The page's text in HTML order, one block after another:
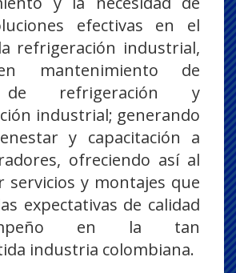
efectivas en el
refrigeración industrial,
mantenimiento de
de refrigeración y
industrial; generando
y capacitación a
ofreciendo así al
servicios y montajes que
expectativas de calidad
en la tan
industria colombiana.